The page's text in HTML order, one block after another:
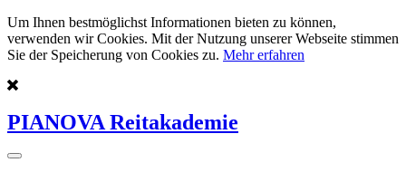
Um Ihnen bestmöglichst Informationen bieten zu können,
verwenden wir Cookies. Mit der Nutzung unserer Webseite stimmen
Sie der Speicherung von Cookies zu. Mehr erfahren
PIANOVA Reitakademie